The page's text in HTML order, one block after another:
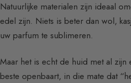
Natuurlijke materialen zijn ideaal
edel zijn. Niets is beter dan wol,
uw parfum te sublimeren.
Maar het is echt de huid met al zijn
beste openbaart, in die mate dat